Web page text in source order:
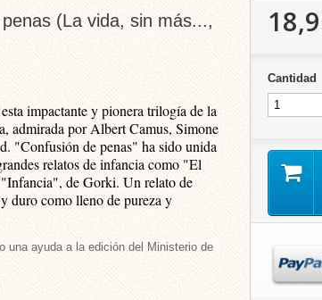
(La vida, sin más...,
impactante y pionera trilogía de la
admirada por Albert Camus, Simone
"Confusión de penas" ha sido unida
relatos de infancia como "El
de Gorki. Un relato de
duro como lleno de pureza y
una ayuda a la edición del Ministerio de
Cantidad